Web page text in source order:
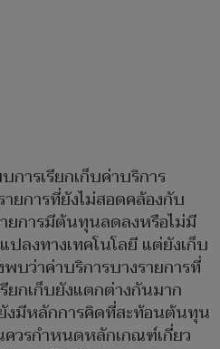
ารเรียกเก็บค่าบริการ
ยการที่ยังไม่สอดคล้องกับ
ยการมีต้นทุนลดลงหรือไม่มี
ลงทางเทคโนโลยี แต่ยังเก็บ
บว่าค่าบริการบางรายการที่
ยกเก็บยังแตกต่างกันมาก
งมีหลักการคิดที่สะท้อนต้นทุน
วรกำหนดหลักเกณฑ์เกี่ยว